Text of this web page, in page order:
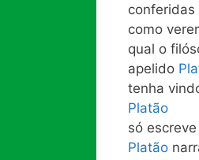
conferidas
como
qual o
apelido
tenha
Platão
só
Platão